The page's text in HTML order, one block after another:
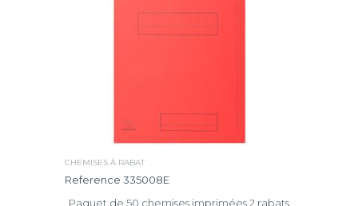
CHEMISES À RABAT
Reference 335008E
Paquet de 50 chemises imprimées 2 rabats